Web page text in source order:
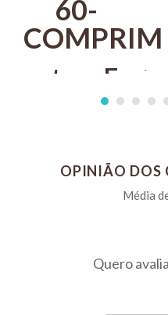
Entero Fort
2000mg
Gatos Kit
OPINIÃO DOS